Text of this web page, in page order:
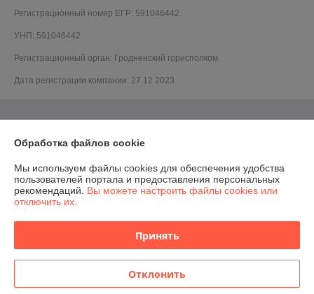
Регистрационный номер ЕГР: 591046442
УНП: 591046442
Регистрационный орган: Гродненский горисполком
Дата регистрации компании: 27.12.2023
Обработка файлов cookie
Мы используем файлы cookies для обеспечения удобства
пользователей портала и предоставления персональных
рекомендаций. Вы можете настроить файлы cookies или
отключить их.
Принять
Отклонить